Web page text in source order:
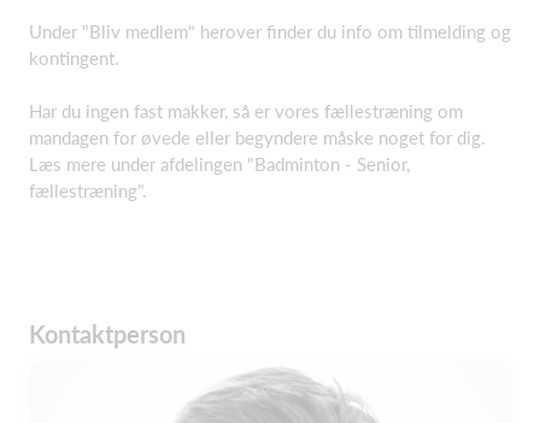
Under "Bliv medlem" herover finder du info om tilmelding og
kontingent.
Har du ingen fast makker, så er vores fællestræning om
mandagen for øvede eller begyndere måske noget for dig.
Læs mere under afdelingen "Badminton - Senior,
fællestræning".
Kontaktperson